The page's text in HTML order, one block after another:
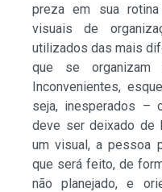
preza em sua
visuais de
utilizados das mais
que se organizam
Inconvenientes,
seja, inesperados –
deve ser deixado de
um visual, a pessoa
que será feito, de
não planejado, e